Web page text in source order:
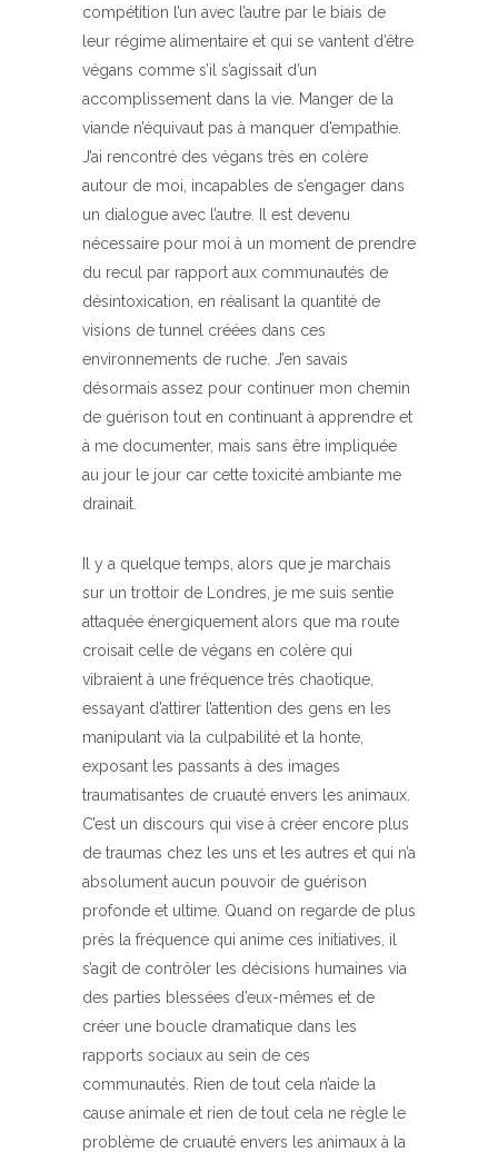
compétition l’un avec l’autre par le biais de
leur régime alimentaire et qui se vantent d’être
végans comme s’il s’agissait d’un
accomplissement dans la vie. Manger de la
viande n’équivaut pas à manquer d’empathie.
J’ai rencontré des végans très en colère
autour de moi, incapables de s’engager dans
un dialogue avec l’autre. Il est devenu
nécessaire pour moi à un moment de prendre
du recul par rapport aux communautés de
désintoxication, en réalisant la quantité de
visions de tunnel créées dans ces
environnements de ruche. J’en savais
désormais assez pour continuer mon chemin
de guérison tout en continuant à apprendre et
à me documenter, mais sans être impliquée
au jour le jour car cette toxicité ambiante me
drainait.
Il y a quelque temps, alors que je marchais
sur un trottoir de Londres, je me suis sentie
attaquée énergiquement alors que ma route
croisait celle de végans en colère qui
vibraient à une fréquence très chaotique,
essayant d’attirer l’attention des gens en les
manipulant via la culpabilité et la honte,
exposant les passants à des images
traumatisantes de cruauté envers les animaux.
C’est un discours qui vise à créer encore plus
de traumas chez les uns et les autres et qui n’a
absolument aucun pouvoir de guérison
profonde et ultime. Quand on regarde de plus
près la fréquence qui anime ces initiatives, il
s’agit de contrôler les décisions humaines via
des parties blessées d’eux-mêmes et de
créer une boucle dramatique dans les
rapports sociaux au sein de ces
communautés. Rien de tout cela n’aide la
cause animale et rien de tout cela ne règle le
problème de cruauté envers les animaux à la